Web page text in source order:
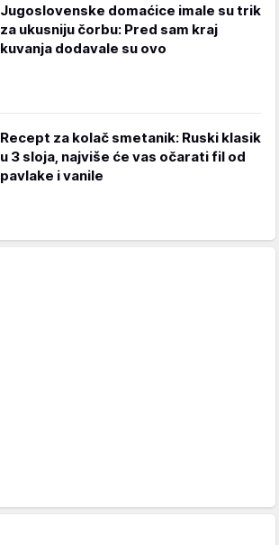
Jugoslovenske domaćice imale su trik
za ukusniju čorbu: Pred sam kraj
kuvanja dodavale su ovo
Recept za kolač smetanik: Ruski klasik
u 3 sloja, najviše će vas očarati fil od
pavlake i vanile